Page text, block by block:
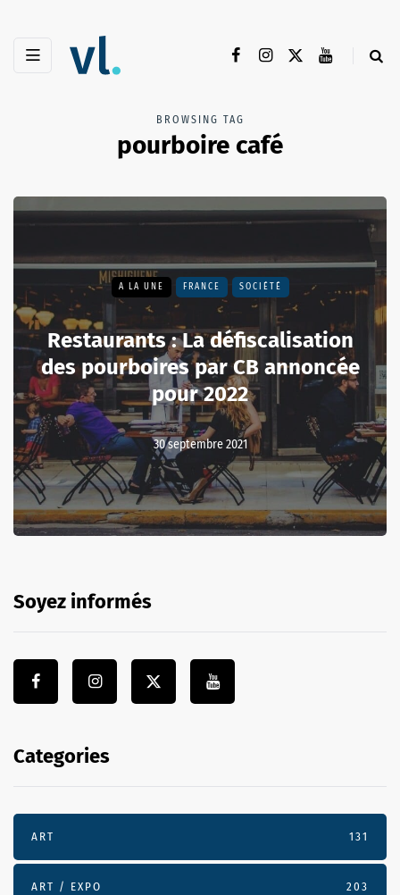
BROWSING TAG
pourboire café
A LA UNE FRANCE SOCIÉTÉ
Restaurants : La défiscalisation
des pourboires par CB annoncée
pour 2022
30 septembre 2021
Soyez informés
Categories
ART 131
ART / EXPO 203